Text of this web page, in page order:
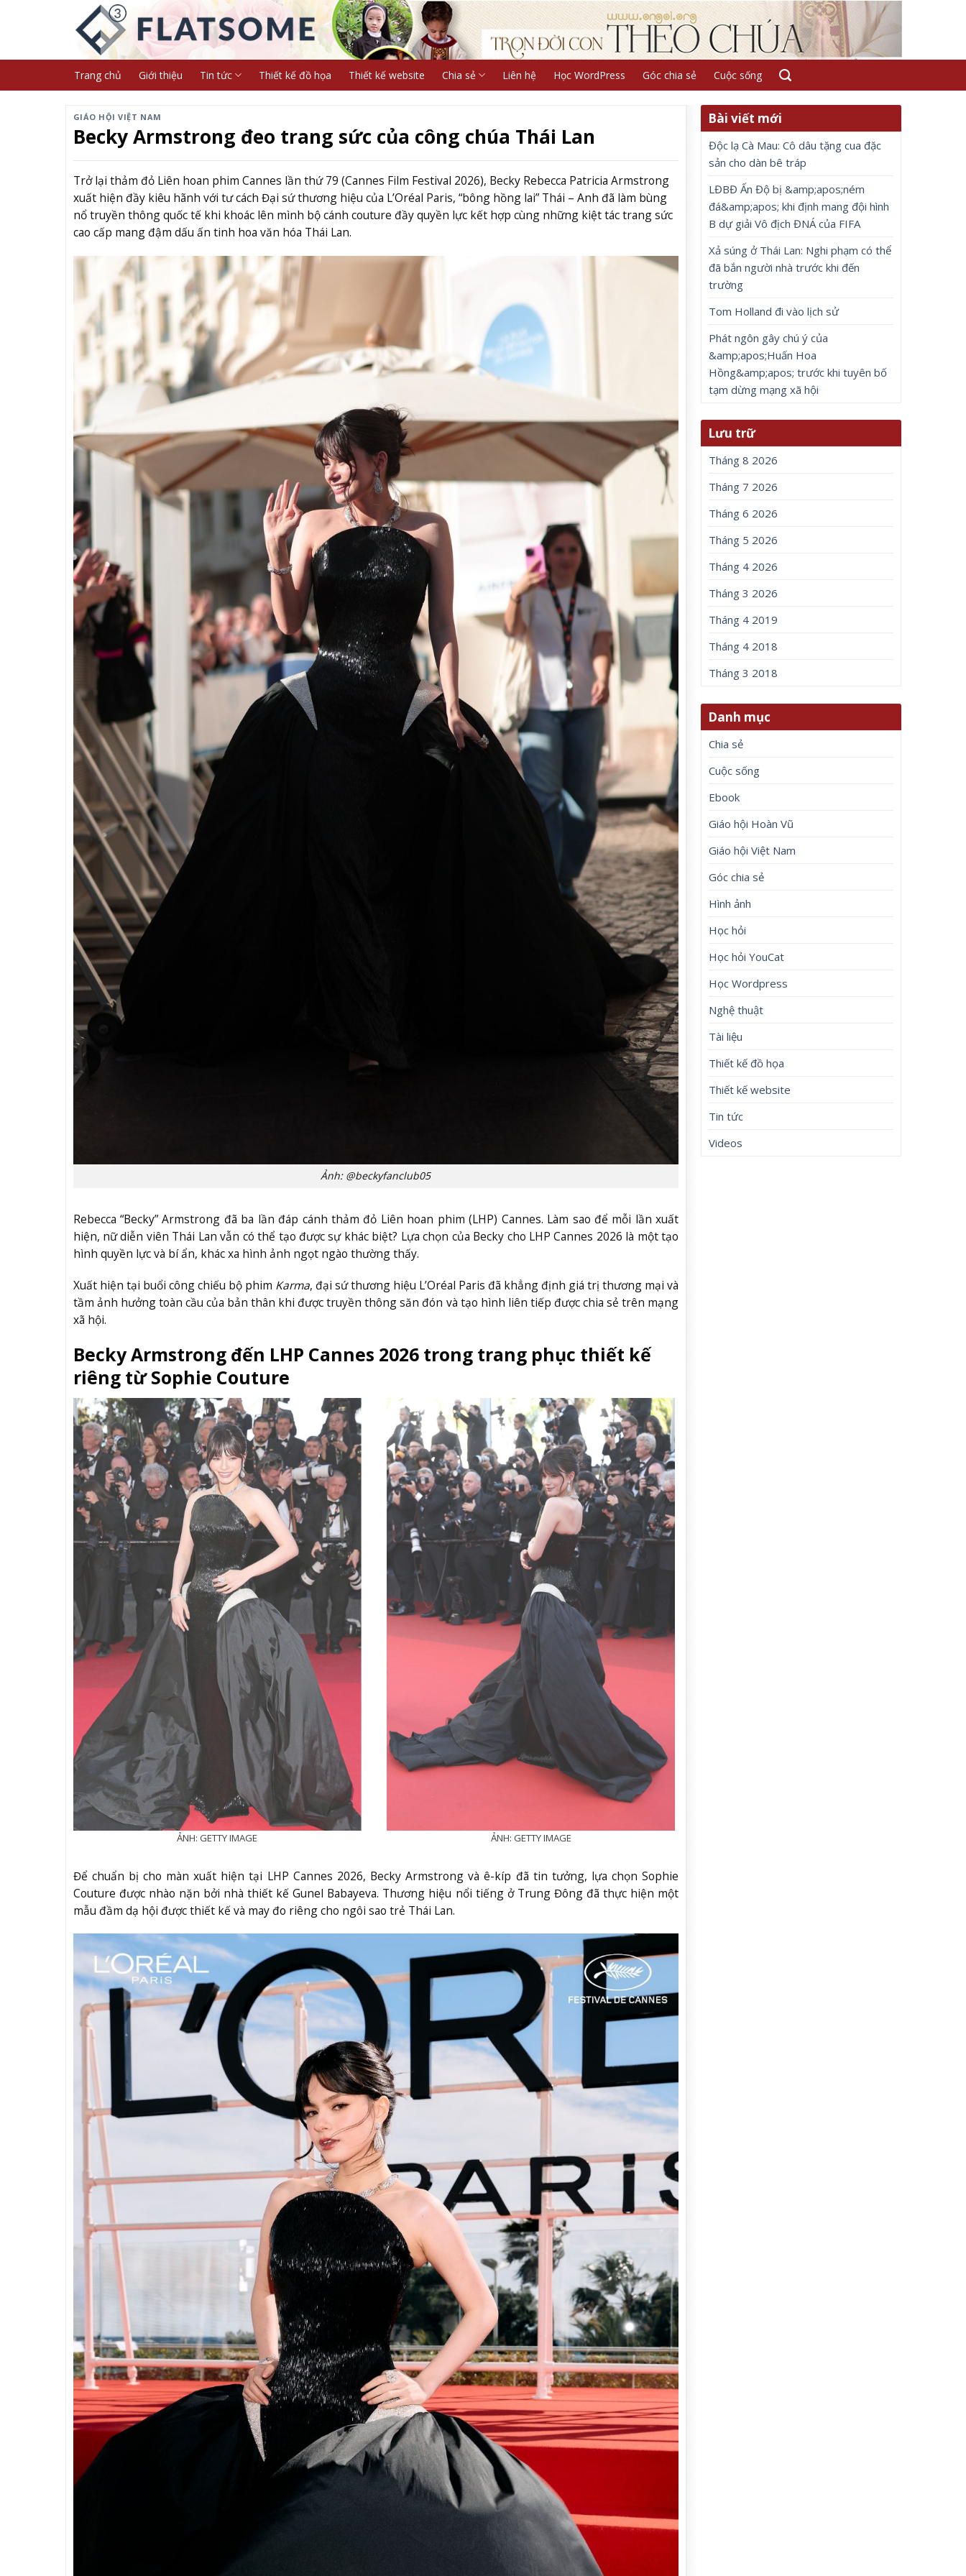
Trang chủ Giới thiệu Tin tức Thiết kế đồ họa Thiết kế website Chia sẻ Liên hệ Học WordPress Góc chia sẻ Cuộc sống
GIÁO HỘI VIỆT NAM
Becky Armstrong đeo trang sức của công chúa Thái Lan
Trở lại thảm đỏ Liên hoan phim Cannes lần thứ 79 (Cannes Film Festival 2026), Becky Rebecca Patricia Armstrong
xuất hiện đầy kiêu hãnh với tư cách Đại sứ thương hiệu của L’Oréal Paris, “bông hồng lai” Thái – Anh đã làm bùng
nổ truyền thông quốc tế khi khoác lên mình bộ cánh couture đầy quyền lực kết hợp cùng những kiệt tác trang sức
cao cấp mang đậm dấu ấn tinh hoa văn hóa Thái Lan.
Ảnh: @beckyfanclub05
Rebecca “Becky” Armstrong đã ba lần đáp cánh thảm đỏ Liên hoan phim (LHP) Cannes. Làm sao để mỗi lần xuất
hiện, nữ diễn viên Thái Lan vẫn có thể tạo được sự khác biệt? Lựa chọn của Becky cho LHP Cannes 2026 là một tạo
hình quyền lực và bí ẩn, khác xa hình ảnh ngọt ngào thường thấy.
Xuất hiện tại buổi công chiếu bộ phim Karma, đại sứ thương hiệu L’Oréal Paris đã khẳng định giá trị thương mại và
tầm ảnh hưởng toàn cầu của bản thân khi được truyền thông săn đón và tạo hình liên tiếp được chia sẻ trên mạng
xã hội.
Becky Armstrong đến LHP Cannes 2026 trong trang phục thiết kế
riêng từ Sophie Couture
ẢNH: GETTY IMAGE ẢNH: GETTY IMAGE
Để chuẩn bị cho màn xuất hiện tại LHP Cannes 2026, Becky Armstrong và ê-kíp đã tin tưởng, lựa chọn Sophie
Couture được nhào nặn bởi nhà thiết kế Gunel Babayeva. Thương hiệu nổi tiếng ở Trung Đông đã thực hiện một
mẫu đầm dạ hội được thiết kế và may đo riêng cho ngôi sao trẻ Thái Lan.
Bài viết mới
Độc lạ Cà Mau: Cô dâu tặng cua đặc
sản cho dàn bê tráp
LĐBĐ Ấn Độ bị &amp;apos;ném
đá&amp;apos; khi định mang đội hình
B dự giải Vô địch ĐNÁ của FIFA
Xả súng ở Thái Lan: Nghi phạm có thể
đã bắn người nhà trước khi đến
trường
Tom Holland đi vào lịch sử
Phát ngôn gây chú ý của
&amp;apos;Huấn Hoa
Hồng&amp;apos; trước khi tuyên bố
tạm dừng mạng xã hội
Lưu trữ
Tháng 8 2026
Tháng 7 2026
Tháng 6 2026
Tháng 5 2026
Tháng 4 2026
Tháng 3 2026
Tháng 4 2019
Tháng 4 2018
Tháng 3 2018
Danh mục
Chia sẻ
Cuộc sống
Ebook
Giáo hội Hoàn Vũ
Giáo hội Việt Nam
Góc chia sẻ
Hình ảnh
Học hỏi
Học hỏi YouCat
Học Wordpress
Nghệ thuật
Tài liệu
Thiết kế đồ họa
Thiết kế website
Tin tức
Videos